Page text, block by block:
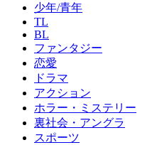
少年/青年
TL
BL
ファンタジー
恋愛
ドラマ
アクション
ホラー・ミステリー
裏社会・アングラ
スポーツ